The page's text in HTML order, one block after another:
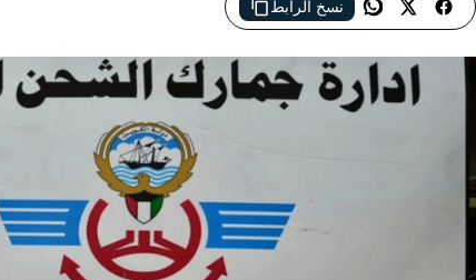
نسخ الرابط